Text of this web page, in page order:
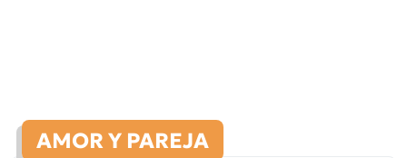
AMOR Y PAREJA